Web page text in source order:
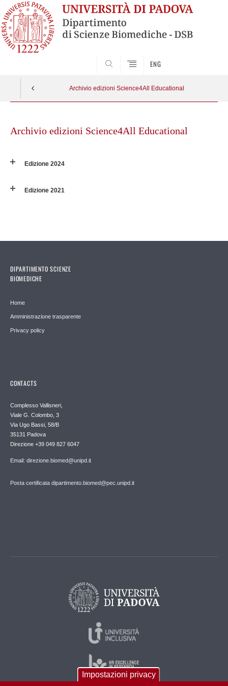
ENG
Archivio edizioni Science4All Educational
contentArchivio edizioni Science4All Educational
Edizione 2024
Edizione 2021
DIPARTIMENTO SCIENZE
BIOMEDICHE
Home
Amministrazione trasparente
Privacy policy
CONTACTS
Complesso Vallisneri,
Viale G. Colombo, 3
Via Ugo Bassi, 58/B
35131 Padova
Direzione +39 049 827 6047
Email: direzione.biomed@unipd.it
Posta certificata dipartimento.biomed@pec.unipd.it
Impostazioni privacy